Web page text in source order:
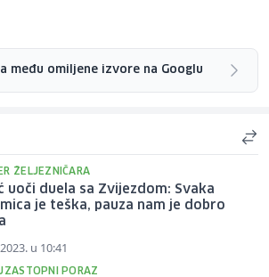
među omiljene izvore na Googlu
ŽELJEZNIČARA
uoči duela sa Zvijezdom: Svaka
je teška, pauza nam je dobro
u 10:41
PORAZ